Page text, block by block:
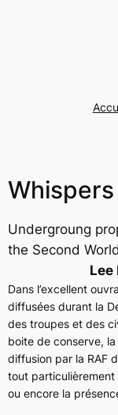
Undergroung
the Second
Lee
Dans l’excellent
diffusées durant la
des troupes et des
boite de conserve,
diffusion par la RAF
tout particulièrement
ou encore la